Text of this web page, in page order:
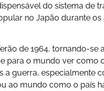
do sistema de
no Japão durante os
de 1964, tornando-se
para o mundo ver como
a guerra, especialmente
ao mundo como o país